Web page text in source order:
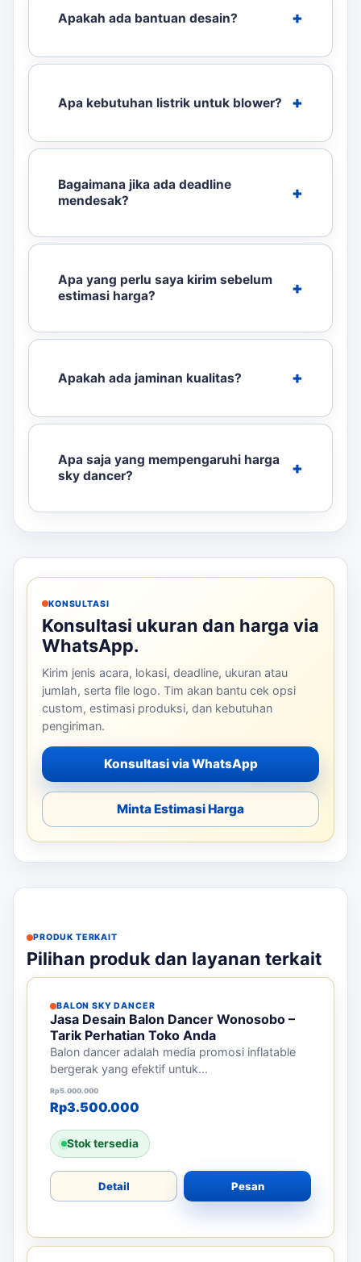
Apakah ada bantuan desain?
Apa kebutuhan listrik untuk blower?
Bagaimana jika ada deadline
mendesak?
Apa yang perlu saya kirim sebelum
estimasi harga?
Apakah ada jaminan kualitas?
Apa saja yang mempengaruhi harga
sky dancer?
KONSULTASI
Konsultasi ukuran dan harga via
WhatsApp.
Kirim jenis acara, lokasi, deadline, ukuran atau
jumlah, serta file logo. Tim akan bantu cek opsi
custom, estimasi produksi, dan kebutuhan
pengiriman.
Konsultasi via WhatsApp
Minta Estimasi Harga
PRODUK TERKAIT
Pilihan produk dan layanan terkait
BALON SKY DANCER
Jasa Desain Balon Dancer Wonosobo –
Tarik Perhatian Toko Anda
Balon dancer adalah media promosi inflatable
bergerak yang efektif untuk...
Rp5.000.000
Harga aslinya adalah: Rp5.000.000.
Rp3.500.000
Harga saat ini adalah: Rp3.500.000.
Stok tersedia
Detail Pesan